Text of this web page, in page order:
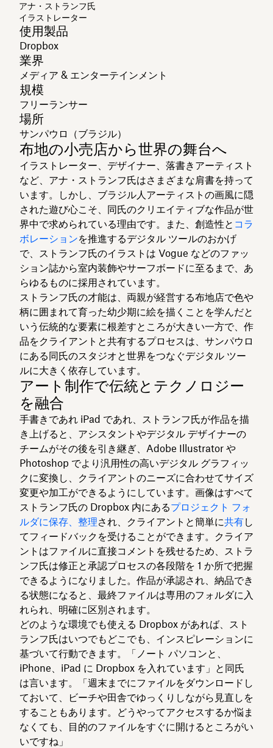
アナ・ストランフ氏
イラストレーター
使用製品
Dropbox
業界
メディア & エンターテインメント
規模
フリーランサー
場所
サンパウロ（ブラジル）
布地の小売店から世界の舞台へ
イラストレーター、デザイナー、落書きアーティスト
など、アナ・ストランフ氏はさまざまな肩書を持って
います。しかし、ブラジル人アーティストの画風に隠
された遊び心こそ、同氏のクリエイティブな作品が世
界中で求められている理由です。また、創造性と コラ
ボレーションを推進するデジタル ツールのおかげ
で、ストランフ氏のイラストは Vogue などのファッ
ション誌から室内装飾やサーフボードに至るまで、あ
らゆるものに採用されています。
ストランフ氏の才能は、両親が経営する布地店で色や
柄に囲まれて育った幼少期に絵を描くことを学んだと
いう伝統的な要素に根差すところが大きい一方で、作
品をクライアントと共有するプロセスは、サンパウロ
にある同氏のスタジオと世界をつなぐデジタル ツー
ルに大きく依存しています。
アート制作で伝統とテクノロジー
を融合
手書きであれ iPad であれ、ストランフ氏が作品を描
き上げると、アシスタントやデジタル デザイナーの
チームがその後を引き継ぎ、Adobe Illustrator や
Photoshop でより汎用性の高いデジタル グラフィッ
クに変換し、クライアントのニーズに合わせてサイズ
変更や加工ができるようにしています。画像はすべて
ストランフ氏の Dropbox 内にあるプロジェクト フォ
ルダに保存、整理され、クライアントと簡単に共有し
てフィードバックを受けることができます。クライア
ントはファイルに直接コメントを残せるため、ストラ
ンフ氏は修正と承認プロセスの各段階を 1 か所で把握
できるようになりました。作品が承認され、納品でき
る状態になると、最終ファイルは専用のフォルダに入
れられ、明確に区別されます。
どのような環境でも使える Dropbox があれば、スト
ランフ氏はいつでもどこでも、インスピレーションに
基づいて行動できます。「ノート パソコンと、
iPhone、iPad に Dropbox を入れています」と同氏
は言います。「週末までにファイルをダウンロードし
ておいて、ビーチや田舎でゆっくりしながら見直しを
することもあります。どうやってアクセスするか悩ま
なくても、目的のファイルをすぐに開けるところがい
いですね」